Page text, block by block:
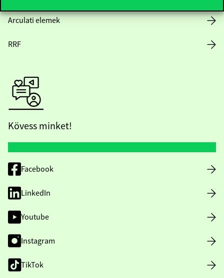
Arculati elemek
RRF
Kövess minket!
Facebook
LinkedIn
Youtube
Instagram
TikTok